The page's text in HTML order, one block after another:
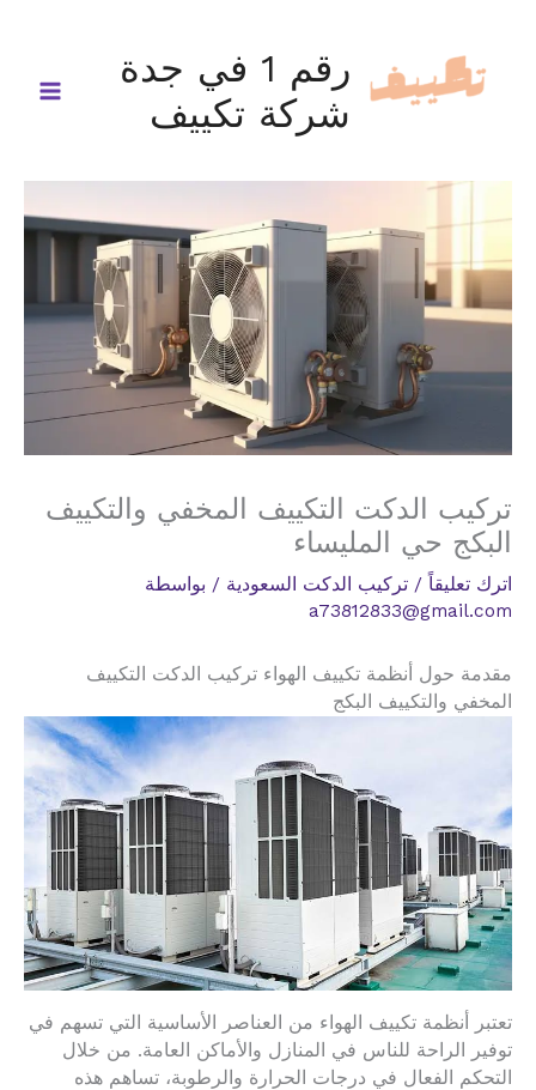
المحتوى
رقم 1 في جدة
شركة تكييف
تركيب الدكت التكييف المخفي والتكييف
البكج حي المليساء
اترك تعليقاً / تركيب الدكت السعودية / بواسطة
a73812833@gmail.com
مقدمة حول أنظمة تكييف الهواء تركيب الدكت التكييف
المخفي والتكييف البكج
تعتبر أنظمة تكييف الهواء من العناصر الأساسية التي تسهم في
توفير الراحة للناس في المنازل والأماكن العامة. من خلال
التحكم الفعال في درجات الحرارة والرطوبة، تساهم هذه